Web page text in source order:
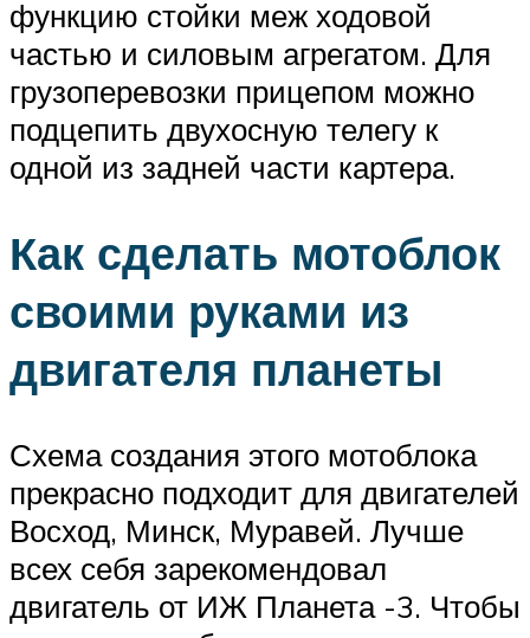
функцию стойки меж ходовой
частью и силовым агрегатом. Для
грузоперевозки прицепом можно
подцепить двухосную телегу к
одной из задней части картера.
Как сделать мотоблок
своими руками из
двигателя планеты
Схема создания этого мотоблока
прекрасно подходит для двигателей
Восход, Минск, Муравей. Лучше
всех себя зарекомендовал
двигатель от ИЖ Планета -3. Чтобы